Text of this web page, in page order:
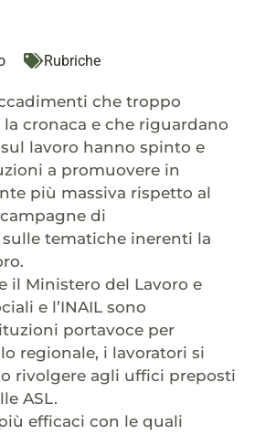
Rubriche
che troppo
cronaca e che riguardano
lavoro hanno spinto e
a promuovere in
più massiva rispetto al
di
tematiche inerenti la
il Ministero del Lavoro e
e l’INAIL sono
portavoce per
regionale, i lavoratori si
rivolgere agli uffici preposti
ASL.
efficaci con le quali